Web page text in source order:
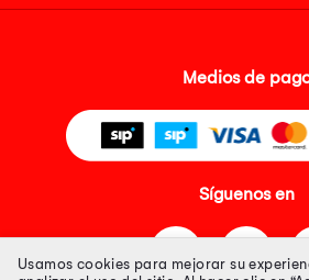
Medios de
Síguenos en
Usamos cookies para mejorar su